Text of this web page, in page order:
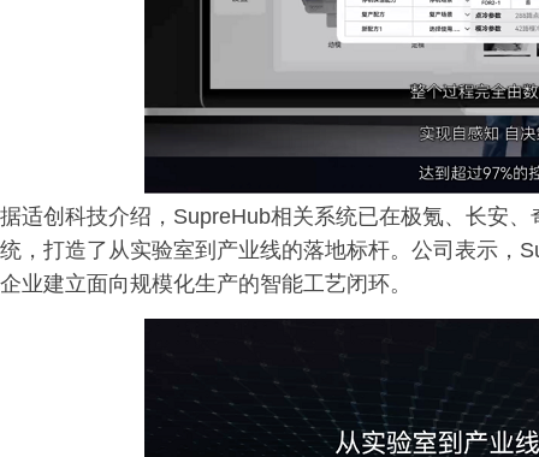
据适创科技介绍，SupreHub相关系统已在极氪、长安
统，打造了从实验室到产业线的落地标杆。公司表示，
企业建立面向规模化生产的智能工艺闭环。